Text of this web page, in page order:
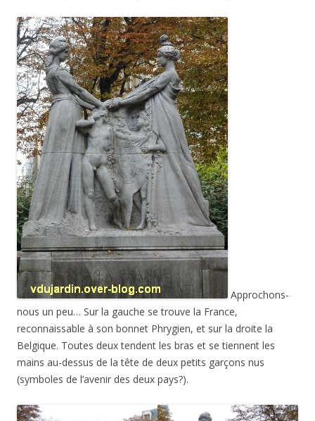
Approchons-
nous un peu… Sur la gauche se trouve la France,
reconnaissable à son bonnet Phrygien, et sur la droite la
Belgique. Toutes deux tendent les bras et se tiennent les
mains au-dessus de la tête de deux petits garçons nus
(symboles de l’avenir des deux pays?).